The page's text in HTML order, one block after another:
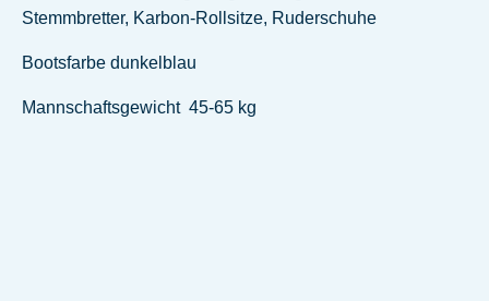
Stemmbretter, Karbon-Rollsitze, Ruderschuhe
Bootsfarbe dunkelblau
Mannschaftsgewicht 45-65 kg